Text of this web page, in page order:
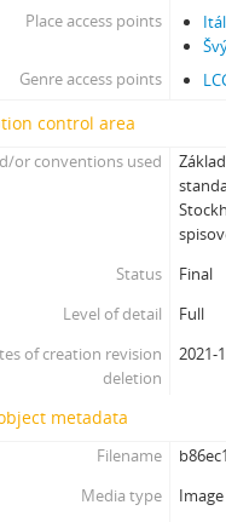
[Subseries] Parkovací
[Subseries] Otevřeno
[Subseries] Klatov
[Subseries] Země, světlo,
[Subseries] Painting
[Subseries] Malování do
[Subseries] Virtuální opona
[Subseries] Grafika podzimu
[Subseries] Yes No Yes
[Subseries] Píseň hlemýžďů
[Subseries] Barvy
[Subseries] Flare up
[Subseries] The Time
Place access points
Genre access points
control area
or conventions used
Status
Final
Level of detail
Full
of creation revision
deletion
2021-
metadata
Filename
Media type
Image